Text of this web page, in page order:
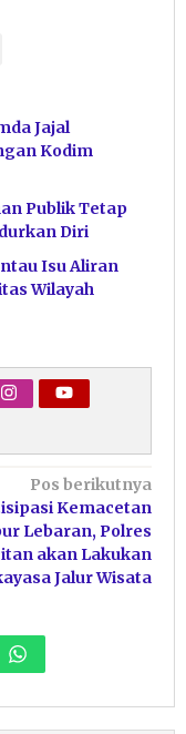
Jajal
Kodim
Publik Tetap
Diri
Isu Aliran
Wilayah
Pos berikutnya
Kemacetan
Lebaran, Polres
akan Lakukan
Jalur Wisata